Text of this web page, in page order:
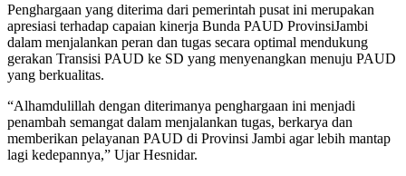
Penghargaan yang diterima dari pemerintah pusat ini merupakan
apresiasi terhadap capaian kinerja Bunda PAUD ProvinsiJambi
dalam menjalankan peran dan tugas secara optimal mendukung
gerakan Transisi PAUD ke SD yang menyenangkan menuju PAUD
yang berkualitas.
“Alhamdulillah dengan diterimanya penghargaan ini menjadi
penambah semangat dalam menjalankan tugas, berkarya dan
memberikan pelayanan PAUD di Provinsi Jambi agar lebih mantap
lagi kedepannya,” Ujar Hesnidar.